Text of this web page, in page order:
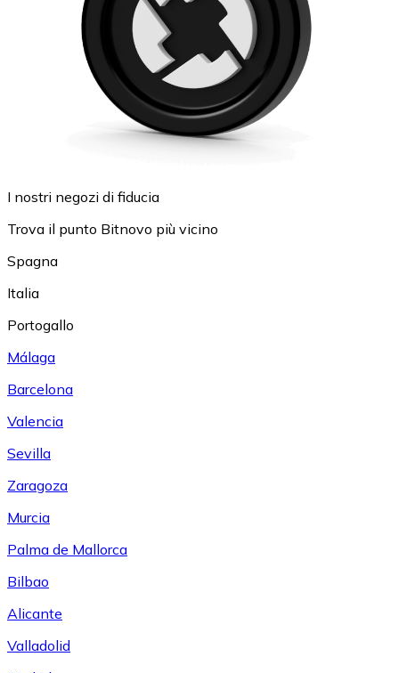
I nostri negozi di fiducia
Trova il punto Bitnovo più vicino
Spagna
Italia
Portogallo
Málaga
Barcelona
Valencia
Sevilla
Zaragoza
Murcia
Palma de Mallorca
Bilbao
Alicante
Valladolid